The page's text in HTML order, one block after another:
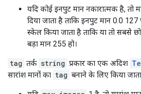
यदि कोई इनपुट मान नकारात्मक है, तो
दिया जाता है ताकि इनपुट मान 0.0
स्केल किया जाता है ताकि या तो सबसे
बड़ा मान 255 हो।
tag तर्क string प्रकार का एक अदिश
सारांश मानों का tag बनाने के लिए किया